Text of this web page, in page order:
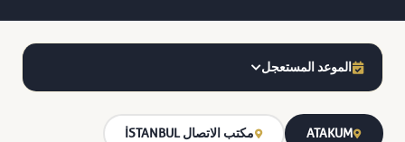
الموعد المستعجل
ATAKUM مكتب الاتصال İSTANBUL